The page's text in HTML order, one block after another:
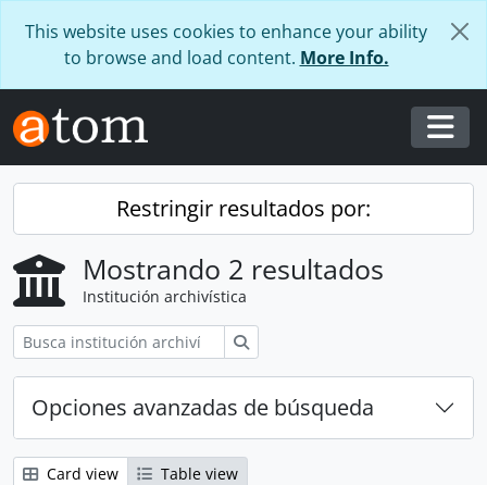
This website uses cookies to enhance your ability
to browse and load content. More Info.
Restringir resultados por:
Mostrando 2 resultados
Institución archivística
Opciones avanzadas de búsqueda
Card view
Table view